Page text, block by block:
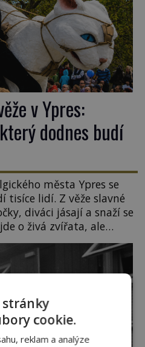
v Ypres:
dodnes budí
města Ypres se
tisíce lidí. Z věže slavné
diváci jásají a snaží se
o živá zvířata, ale
Kdysi to ale bylo jinak.
jeden z
nejkrutějších zvyků […]
stránky
cookie.
reklam a analýze